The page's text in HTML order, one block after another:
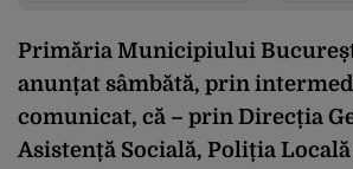
Primăria Municipiului
anunțat sâmbătă, prin
comunicat, că – prin Direcția
Asistență Socială, Poliția